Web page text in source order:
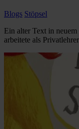
Blogs Stöpsel
Ein alter Text in
arbeitete als